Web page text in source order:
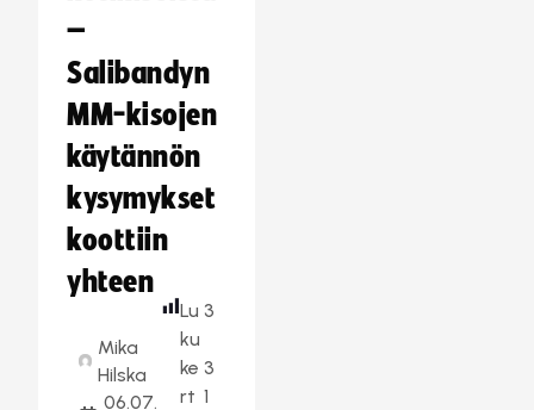
–
Salibandyn
MM-kisojen
käytännön
kysymykset
koottiin
yhteen
Mika
Hilska
06.07.
Lu
ku
ke
rt
3
3
1